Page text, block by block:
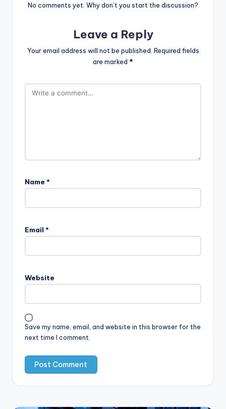
No comments yet. Why don’t you start the discussion?
Leave a Reply
Your email address will not be published. Required fields
are marked *
Name *
Email *
Website
Save my name, email, and website in this browser for the
next time I comment.